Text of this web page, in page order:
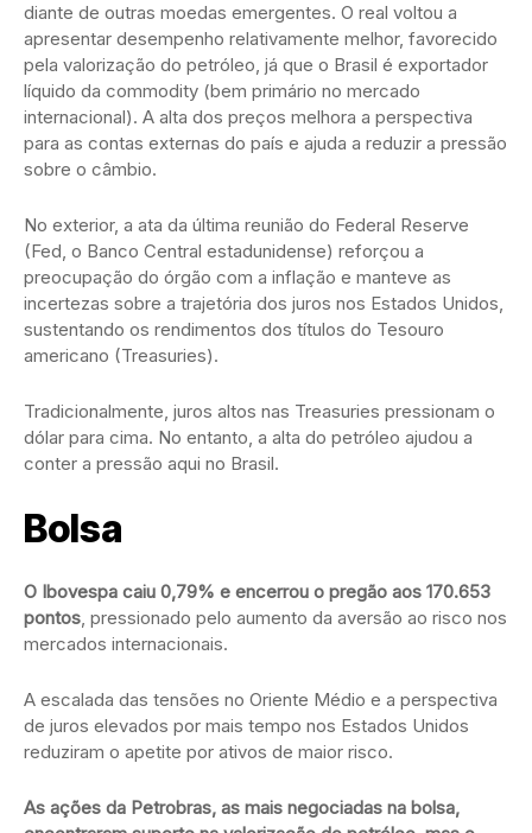
diante de outras moedas emergentes. O real voltou a
apresentar desempenho relativamente melhor, favorecido
pela valorização do petróleo, já que o Brasil é exportador
líquido da commodity (bem primário no mercado
internacional). A alta dos preços melhora a perspectiva
para as contas externas do país e ajuda a reduzir a pressão
sobre o câmbio.
No exterior, a ata da última reunião do Federal Reserve
(Fed, o Banco Central estadunidense) reforçou a
preocupação do órgão com a inflação e manteve as
incertezas sobre a trajetória dos juros nos Estados Unidos,
sustentando os rendimentos dos títulos do Tesouro
americano (Treasuries).
Tradicionalmente, juros altos nas Treasuries pressionam o
dólar para cima. No entanto, a alta do petróleo ajudou a
conter a pressão aqui no Brasil.
Bolsa
O Ibovespa caiu 0,79% e encerrou o pregão aos 170.653
pontos, pressionado pelo aumento da aversão ao risco nos
mercados internacionais.
A escalada das tensões no Oriente Médio e a perspectiva
de juros elevados por mais tempo nos Estados Unidos
reduziram o apetite por ativos de maior risco.
As ações da Petrobras, as mais negociadas na bolsa,